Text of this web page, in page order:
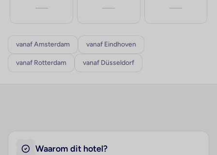
— — —
vanaf Amsterdam vanaf Eindhoven
vanaf Rotterdam vanaf Düsseldorf
Waarom dit hotel?